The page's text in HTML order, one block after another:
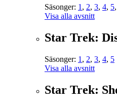
Säsonger: 1 , 2, 3, 4, 5,
Visa alla avsnitt
Star Trek:
Säsonger: 1 , 2, 3, 4, 5
Visa alla avsnitt
Star Trek: